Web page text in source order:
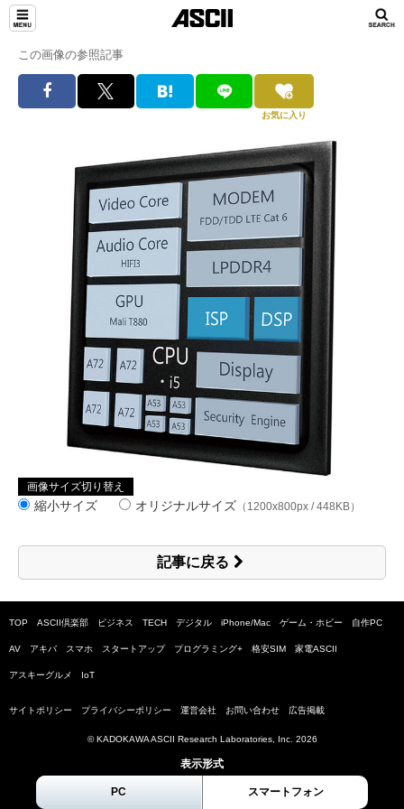
この画像の参照記事
お気に入り
画像サイズ切り替え
縮小サイズ オリジナルサイズ （1200x800px / 448KB）
記事に戻る
TOP ASCII倶楽部 ビジネス TECH デジタル iPhone/Mac ゲーム・ホビー 自作PC
AV アキバ スマホ スタートアップ プログラミング+ 格安SIM 家電ASCII
アスキーグルメ IoT
サイトポリシー プライバシーポリシー 運営会社 お問い合わせ 広告掲載
© KADOKAWA ASCII Research Laboratories, Inc. 2026
表示形式
PC スマートフォン